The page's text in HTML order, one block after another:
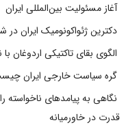
آغاز مسئولیت بین‌المللی ایران
دکترین ژئواکونومیک ایران
الگوی بقای تاکتیکی اردوغان با
گره سیاست خارجی ایران
نگاهی به پیامدهای ناخواسته
قدرت در خاورمیانه